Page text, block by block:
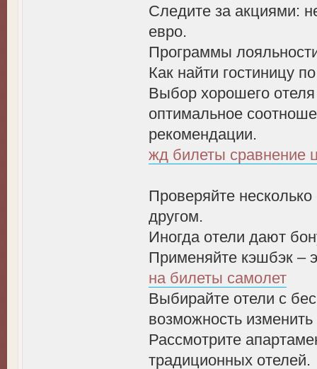
Следите за акциями:
евро.
Программы
Как найти гостиницу
Выбор хорошего
оптимальное
рекомендации.
жд билеты сравнение
Проверяйте
другом.
Иногда отели дают
Применяйте кэшбэк –
на билеты самолет
Выбирайте отели с
возможность
Рассмотрите
традиционных отелей.